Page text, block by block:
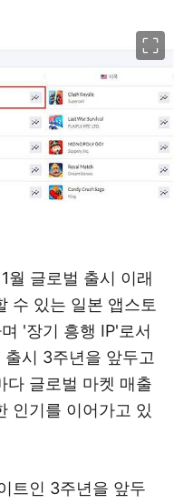
월 글로벌 출시 이래
수 있는 일본 앱스토
'장기 흥행 IP'로서
시 3주년을 앞두고
다 글로벌 마켓 매출
인기를 이어가고 있
트인 3주년을 앞두